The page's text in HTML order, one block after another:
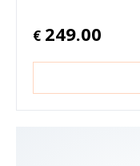
€ 249.00